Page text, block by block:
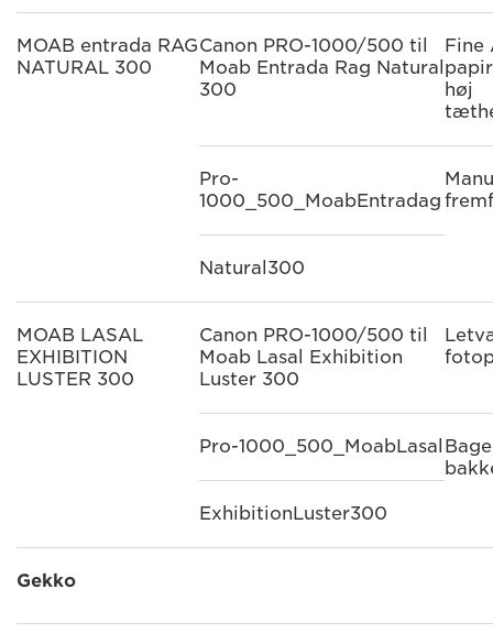
MOAB entrada RAG
NATURAL 300
Canon PRO-1000/500 til
Moab Entrada Rag Natural
300
Fine
høj
Pro-
1000_500_MoabEntradag
Natural300
MOAB LASAL
EXHIBITION
LUSTER 300
Canon PRO-1000/500 til
Moab Lasal Exhibition
Luster 300
Pro-1000_500_MoabLasal
ExhibitionLuster300
Gekko